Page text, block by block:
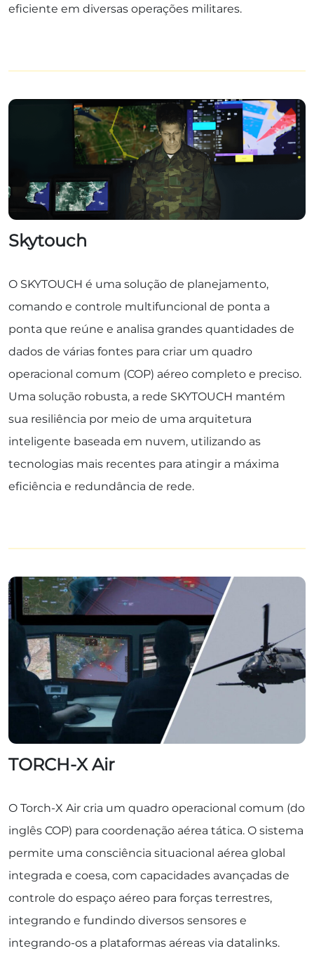
eficiente em diversas operações militares.
Skytouch
O SKYTOUCH é uma solução de planejamento,
comando e controle multifuncional de ponta a
ponta que reúne e analisa grandes quantidades de
dados de várias fontes para criar um quadro
operacional comum (COP) aéreo completo e preciso.
Uma solução robusta, a rede SKYTOUCH mantém
sua resiliência por meio de uma arquitetura
inteligente baseada em nuvem, utilizando as
tecnologias mais recentes para atingir a máxima
eficiência e redundância de rede.
TORCH-X Air
O Torch-X Air cria um quadro operacional comum (do
inglês COP) para coordenação aérea tática. O sistema
permite uma consciência situacional aérea global
integrada e coesa, com capacidades avançadas de
controle do espaço aéreo para forças terrestres,
integrando e fundindo diversos sensores e
integrando-os a plataformas aéreas via datalinks.